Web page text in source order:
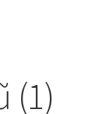
(1)